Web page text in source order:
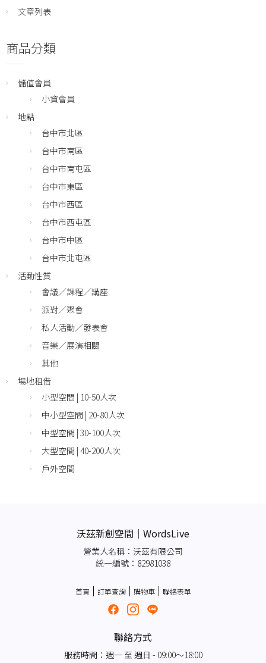
文章列表
商品分類
儲值會員
小資會員
地點
台中市北區
台中市南區
台中市南屯區
台中市東區
台中市西區
台中市西屯區
台中市中區
台中市北屯區
活動性質
會議／課程／講座
派對／聚會
私人活動／發表會
音樂／展演相關
其他
場地租借
小型空間 | 10-50人次
中小型空間 | 20-80人次
中型空間 | 30-100人次
大型空間 | 40-200人次
戶外空間
沃茲新創空間｜WordsLive
營業人名稱：沃茲有限公司
統一編號：82981038
首頁 訂單查詢 購物車 聯絡表單
聯絡方式
服務時間：週一 至 週日 - 09:00～18:00